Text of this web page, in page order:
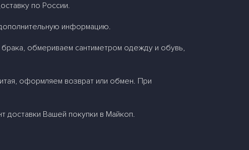
по России.
информацию.
обмериваем сантиметром одежду и обувь,
оформляем возврат или обмен. При
доставки Вашей покупки в Майкоп.